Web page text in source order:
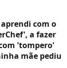
com o
a fazer
'tompero'
mãe pediu